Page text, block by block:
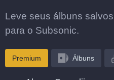
Leve seus álbuns
para o Subsonic.
Premium Álbuns